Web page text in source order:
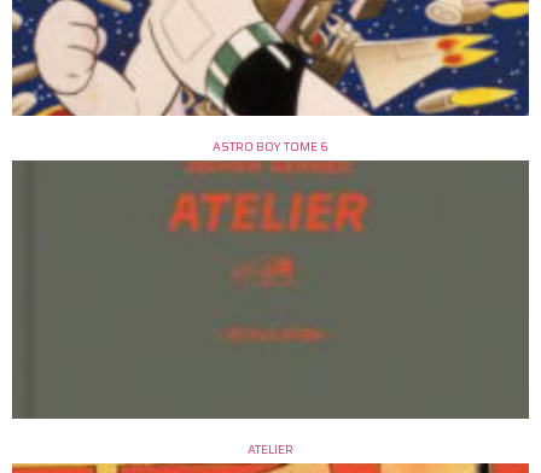
ASTRO BOY TOME 6
ATELIER